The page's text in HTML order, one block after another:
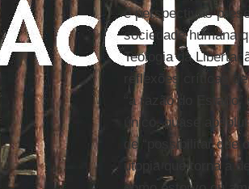
e perspectivas
sociedade humana
Teologia da
reflexões críticas
“a razão do
único, quase
de “possibilitar que
utopia que torna a